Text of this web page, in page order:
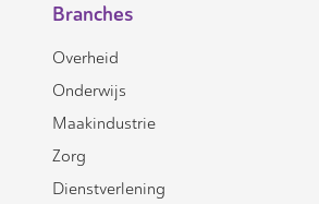
Branches
Overheid
Onderwijs
Maakindustrie
Zorg
Dienstverlening